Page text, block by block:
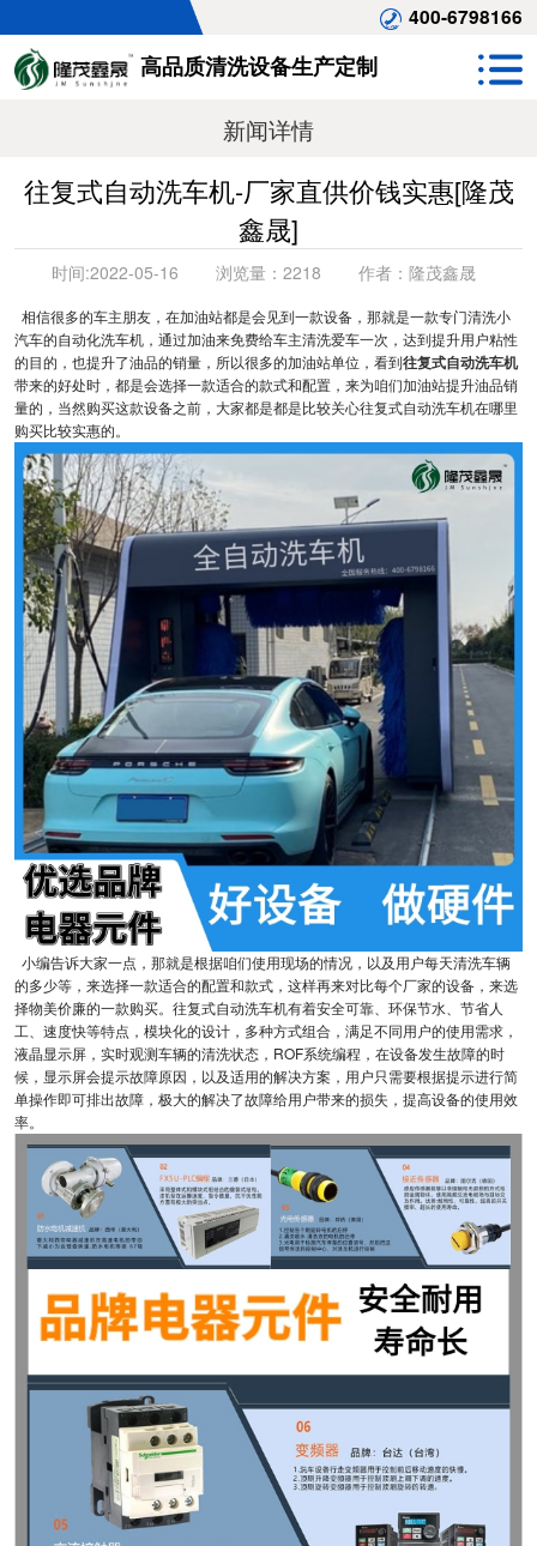
400-6798166
高品质清洗设备生产定制
新闻详情
往复式自动洗车机-厂家直供价钱实惠[隆茂
鑫晟]
时间:2022-05-16 浏览量： 2218 作者： 隆茂鑫晟
相信很多的车主朋友，在加油站都是会见到一款设备，那就是一款专门清洗小
汽车的自动化洗车机，通过加油来免费给车主清洗爱车一次，达到提升用户粘性
的目的，也提升了油品的销量，所以很多的加油站单位，看到往复式自动洗车机
带来的好处时，都是会选择一款适合的款式和配置，来为咱们加油站提升油品销
量的，当然购买这款设备之前，大家都是都是比较关心往复式自动洗车机在哪里
购买比较实惠的。
小编告诉大家一点，那就是根据咱们使用现场的情况，以及用户每天清洗车辆
的多少等，来选择一款适合的配置和款式，这样再来对比每个厂家的设备，来选
择物美价廉的一款购买。往复式自动洗车机有着安全可靠、环保节水、节省人
工、速度快等特点，模块化的设计，多种方式组合，满足不同用户的使用需求，
液晶显示屏，实时观测车辆的清洗状态，ROF系统编程，在设备发生故障的时
候，显示屏会提示故障原因，以及适用的解决方案，用户只需要根据提示进行简
单操作即可排出故障，极大的解决了故障给用户带来的损失，提高设备的使用效
率。